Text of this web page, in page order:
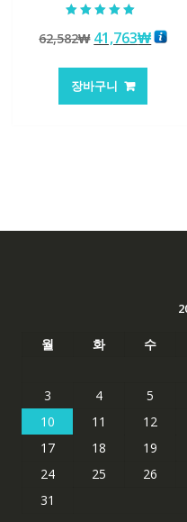
5.00
로 평가됨
62,582₩ 원
가
격:
41,763₩현
장바구니
월 화 수
3
4 5
10
11 12
17
18 19
24
25 26
31